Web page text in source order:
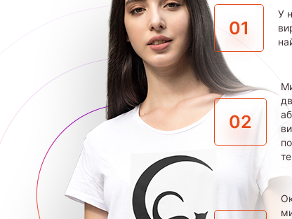
01
У
02